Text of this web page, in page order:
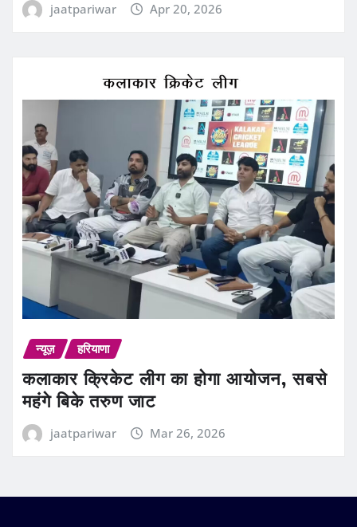
jaatpariwar Apr 20, 2026
न्यूज़ हरियाणा
कलाकार क्रिकेट लीग का होगा आयोजन, सबसे
महंगे बिके तरुण जाट
jaatpariwar Mar 26, 2026